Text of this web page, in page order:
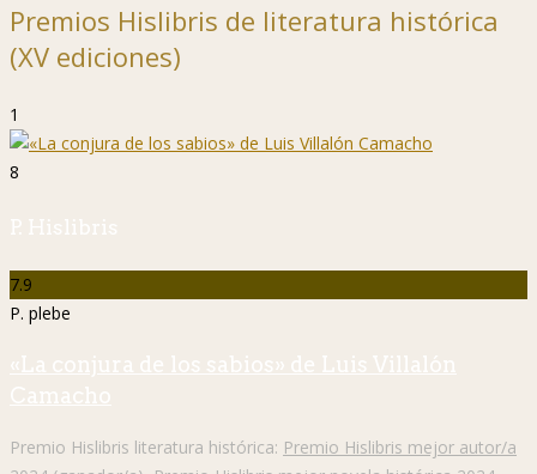
Premios Hislibris de literatura histórica
(XV ediciones)
1
8
P. Hislibris
7.9
P. plebe
«La conjura de los sabios» de Luis Villalón
Camacho
Premio Hislibris literatura histórica: Premio Hislibris mejor autor/a